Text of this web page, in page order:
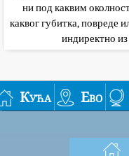
ни под каквим
каквог губитка, повреде
индиректно
Кућа Ево